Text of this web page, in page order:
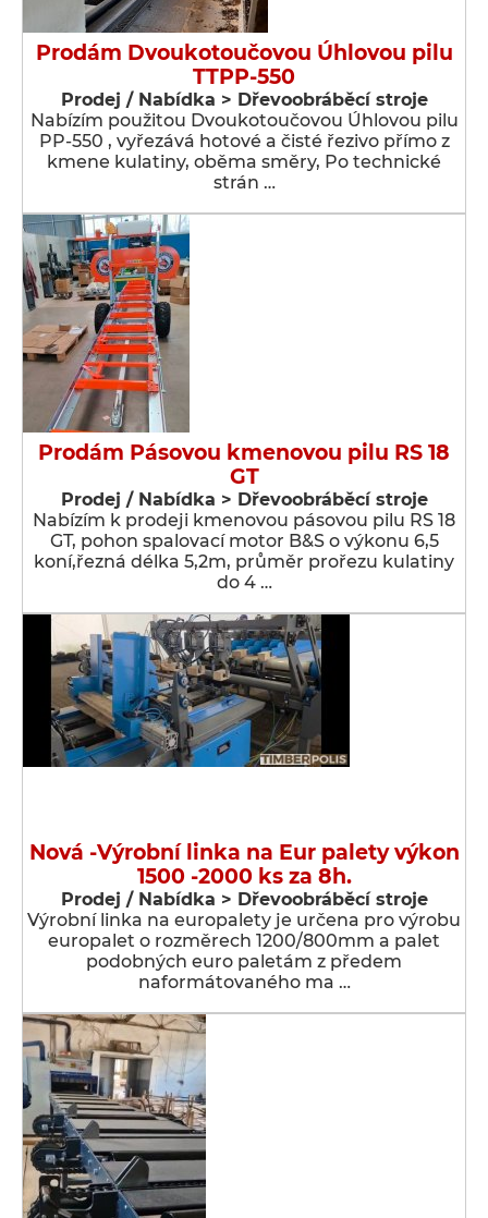
Prodám Dvoukotoučovou Úhlovou pilu
TTPP-550
Prodej / Nabídka > Dřevoobráběcí stroje
Nabízím použitou Dvoukotoučovou Úhlovou pilu
PP-550 , vyřezává hotové a čisté řezivo přímo z
kmene kulatiny, oběma směry, Po technické
strán …
Prodám Pásovou kmenovou pilu RS 18
GT
Prodej / Nabídka > Dřevoobráběcí stroje
Nabízím k prodeji kmenovou pásovou pilu RS 18
GT, pohon spalovací motor B&S o výkonu 6,5
koní,řezná délka 5,2m, průměr prořezu kulatiny
do 4 …
Nová -Výrobní linka na Eur palety výkon
1500 -2000 ks za 8h.
Prodej / Nabídka > Dřevoobráběcí stroje
Výrobní linka na europalety je určena pro výrobu
europalet o rozměrech 1200/800mm a palet
podobných euro paletám z předem
naformátovaného ma …